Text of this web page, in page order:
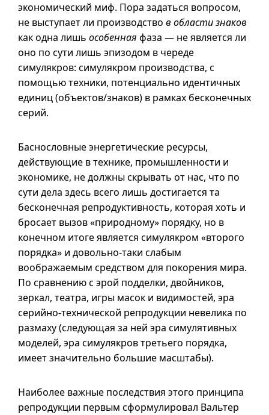
экономический миф. Пора задаться вопросом,
не выступает ли производство в области знаков
как одна лишь особенная фаза — не является ли
оно по сути лишь эпизодом в череде
симулякров: симулякром производства, с
помощью техники, потенциально идентичных
единиц (объектов/знаков) в рамках бесконечных
серий.
Баснословные энергетические ресурсы,
действующие в технике, промышленности и
экономике, не должны скрывать от нас, что по
сути дела здесь всего лишь достигается та
бесконечная репродуктивность, которая хоть и
бросает вызов «природному» порядку, но в
конечном итоге является симулякром «второго
порядка» и довольно-таки слабым
воображаемым средством для покорения мира.
По сравнению с эрой подделки, двойников,
зеркал, театра, игры масок и видимостей, эра
серийно-технической репродукции невелика по
размаху (следующая за ней эра симулятивных
моделей, эра симулякров третьего порядка,
имеет значительно большие масштабы).
Наиболее важные последствия этого принципа
репродукции первым сформулировал Вальтер